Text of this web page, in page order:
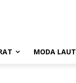
MODA LAUT